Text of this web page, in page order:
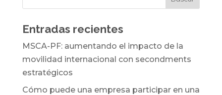
Entradas recientes
MSCA-PF: aumentando el impacto de la
movilidad internacional con secondments
estratégicos
Cómo puede una empresa participar en una